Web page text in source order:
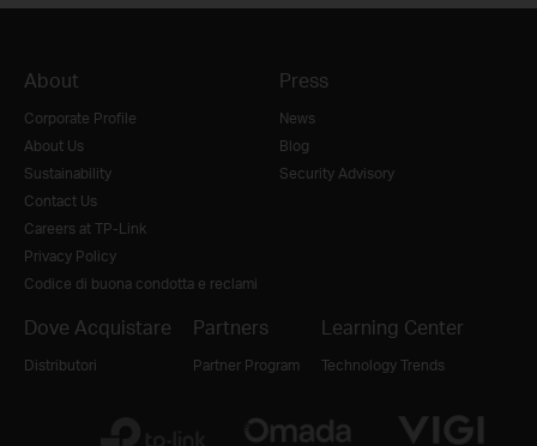
About
Corporate Profile
About Us
Sustainability
Contact Us
Careers at TP-Link
Privacy Policy
Codice di buona condotta e reclami
Press
News
Blog
Security Advisory
Dove Acquistare
Distributori
Partners
Partner Program
Learning Center
Technology Trends